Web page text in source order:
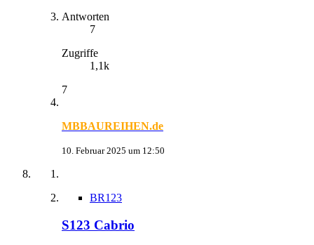
Antworten
7
Zugriffe
1,1k
7
MBBAUREIHEN.de
10. Februar 2025 um 12:50
BR123
S123 Cabrio